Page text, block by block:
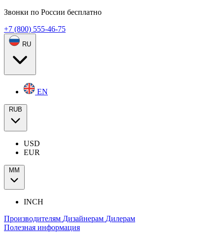
Звонки по России бесплатно
+7 (800) 555-46-75
RU
EN
RUB
USD
EUR
ММ
INCH
Производителям Дизайнерам Дилерам
Полезная информация